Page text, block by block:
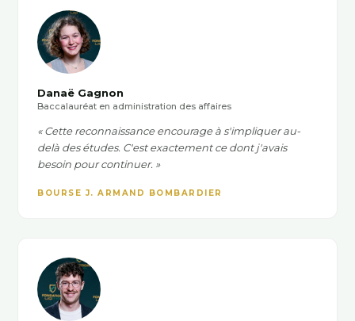
Danaë Gagnon
Baccalauréat en administration des affaires
« Cette reconnaissance encourage à s'impliquer au-
delà des études. C'est exactement ce dont j'avais
besoin pour continuer. »
BOURSE J. ARMAND BOMBARDIER